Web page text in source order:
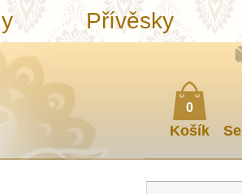
0
Košík
Přívěsky